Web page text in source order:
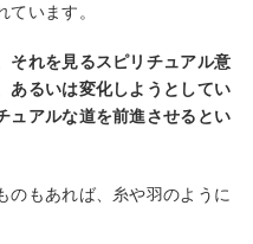
います。
それを見るスピリチュアル意
あるいは変化しようとしてい
ュアルな道を前進させるとい
のもあれば、糸や羽のように